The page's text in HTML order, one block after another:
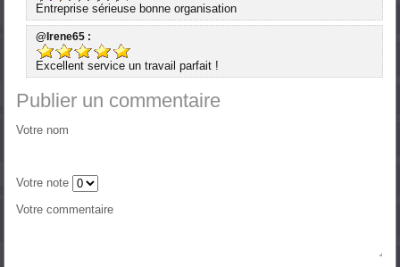
Entreprise sérieuse bonne organisation
@Irene65 :
Excellent service un travail parfait !
Publier un commentaire
Votre nom
Votre note
Votre commentaire